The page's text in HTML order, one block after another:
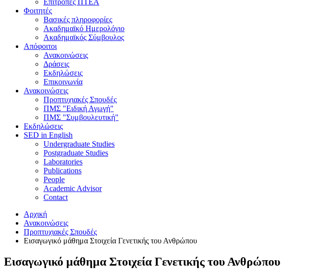
Επιτροπές ΠΤΕΑ
Φοιτητές
Βασικές πληροφορίες
Ακαδημαϊκό Ημερολόγιο
Ακαδημαϊκός Σύμβουλος
Απόφοιτοι
Ανακοινώσεις
Δράσεις
Εκδηλώσεις
Επικοινωνία
Ανακοινώσεις
Προπτυχιακές Σπουδές
ΠΜΣ "Ειδική Αγωγή"
ΠΜΣ "Συμβουλευτική"
Εκδηλώσεις
SED in English
Undergraduate Studies
Postgraduate Studies
Laboratories
Publications
People
Academic Advisor
Contact
Αρχική
Ανακοινώσεις
Προπτυχιακές Σπουδές
Εισαγωγικό μάθημα Στοιχεία Γενετικής του Ανθρώπου
Εισαγωγικό μάθημα Στοιχεία Γενετικής του Ανθρώπου